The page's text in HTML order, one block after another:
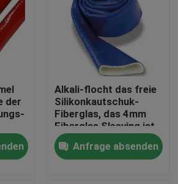
in Verbindung
der
Alkali-flocht das freie
Silikonkautschuk-
Fiberglas, das 4mm
Fiberglas Sleeving ist,
Sleeving
Anfrage absenden